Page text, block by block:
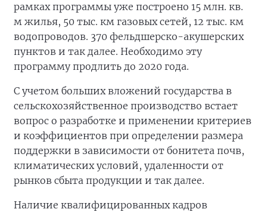
рамках программы уже построено 15 млн. кв.
м жилья, 50 тыс. км газовых сетей, 12 тыс. км
водопроводов. 370 фельдшерско-акушерских
пунктов и так далее. Необходимо эту
программу продлить до 2020 года.
С учетом больших вложений государства в
сельскохозяйственное производство встает
вопрос о разработке и применении критериев
и коэффициентов при определении размера
поддержки в зависимости от бонитета почв,
климатических условий, удаленности от
рынков сбыта продукции и так далее.
Наличие квалифицированных кадров